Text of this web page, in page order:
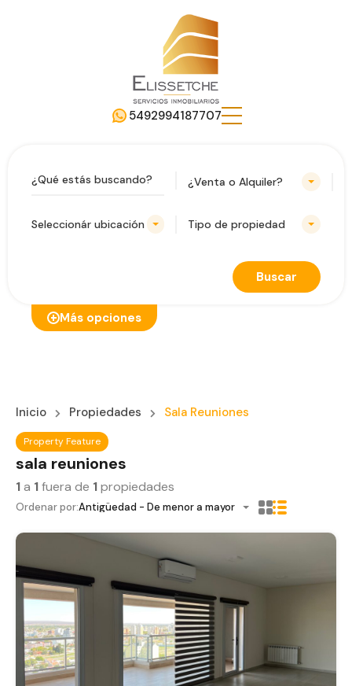
5492994187707
¿Venta o Alquiler?
Seleccionár ubicación Tipo de propiedad
Buscar
Más opciones
Inicio Propiedades Sala Reuniones
Property Feature
sala reuniones
1a 1fuera de 1propiedades
Ordenar por:Antigüedad - De menor a mayor